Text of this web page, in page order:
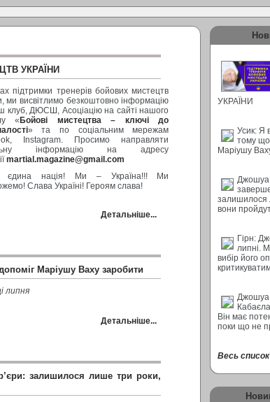
УКРАЇНИ
підтримки тренерів бойових мистецтв
ми висвітлимо безкоштовно інформацію
клуб, ДЮСШ, Асоціацію на сайті нашого
« Бойові мистецтва – ключі до
» та по соціальним мережам
Instagram. Просимо направляти
інформацію на адресу
martial.magazine@gmail.com
нація! Ми – Україна!!! Ми
Слава Україні! Героям слава!
Детальніше...
Маріушу Ваху заробити
липня
Детальніше...
залишилося лише три роки,
УКРАЇНИ
Усик: Я
тому що
Маріушу
Джошуа
залишилося
вони
Гірн:
липні.
вибір його
Джошуа
Він має
поки що не
Весь